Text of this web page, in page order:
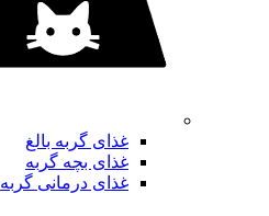
غذای گربه بالغ
غذای بچه گربه
غذای درمانی گربه